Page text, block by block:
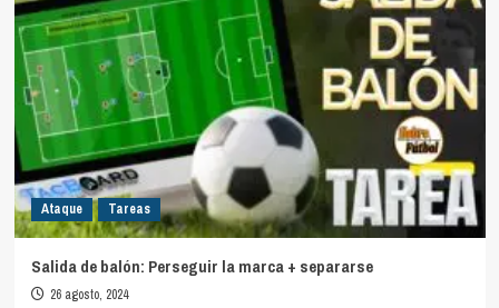
Ataque Tareas
Salida de balón: Perseguir la marca + separarse
26 agosto, 2024